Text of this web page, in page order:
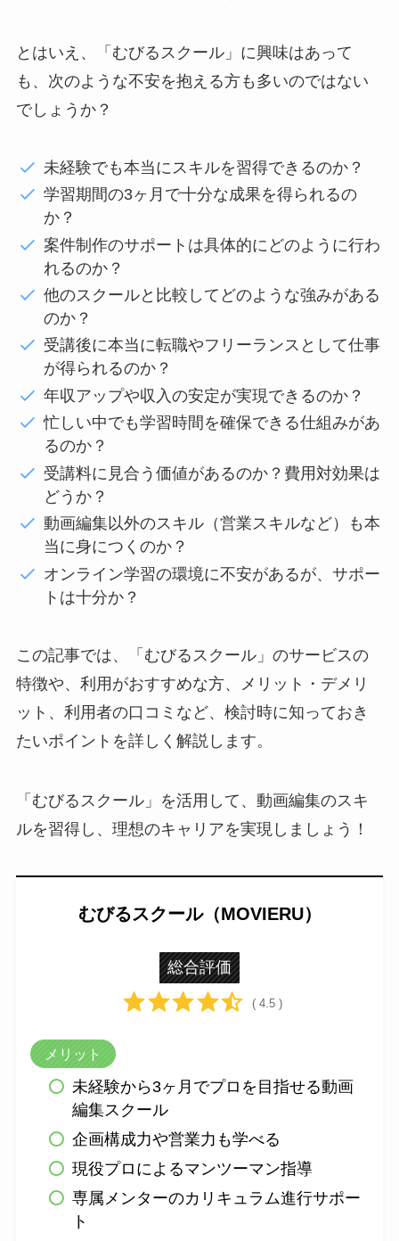
とはいえ、「むびるスクール」に興味はあって
も、次のような不安を抱える方も多いのではない
でしょうか？
未経験でも本当にスキルを習得できるのか？
学習期間の3ヶ月で十分な成果を得られるの
か？
案件制作のサポートは具体的にどのように行わ
れるのか？
他のスクールと比較してどのような強みがある
のか？
受講後に本当に転職やフリーランスとして仕事
が得られるのか？
年収アップや収入の安定が実現できるのか？
忙しい中でも学習時間を確保できる仕組みがあ
るのか？
受講料に見合う価値があるのか？費用対効果は
どうか？
動画編集以外のスキル（営業スキルなど）も本
当に身につくのか？
オンライン学習の環境に不安があるが、サポー
トは十分か？
この記事では、「むびるスクール」のサービスの
特徴や、利用がおすすめな方、メリット・デメリ
ット、利用者の口コミなど、検討時に知っておき
たいポイントを詳しく解説します。
「むびるスクール」を活用して、動画編集のスキ
ルを習得し、理想のキャリアを実現しましょう！
むびるスクール（MOVIERU）
総合評価
( 4.5 )
メリット
未経験から3ヶ月でプロを目指せる動画
編集スクール
企画構成力や営業力も学べる
現役プロによるマンツーマン指導
専属メンターのカリキュラム進行サポー
ト